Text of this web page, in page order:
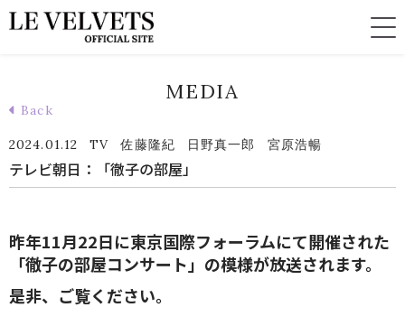
MEDIA
Back
2024.01.12 TV 佐藤隆紀 日野真一郎 宮原浩暢
テレビ朝日：「徹子の部屋」
昨年11月22日に東京国際フォーラムにて開催された
「徹子の部屋コンサート」の模様が放送されます。
是非、ご覧ください。